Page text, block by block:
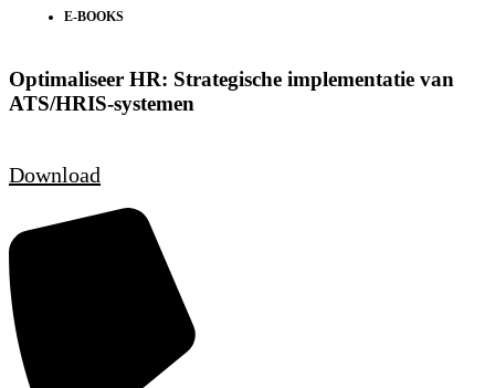
E-BOOKS
Optimaliseer HR: Strategische implementatie van
ATS/HRIS-systemen
Download